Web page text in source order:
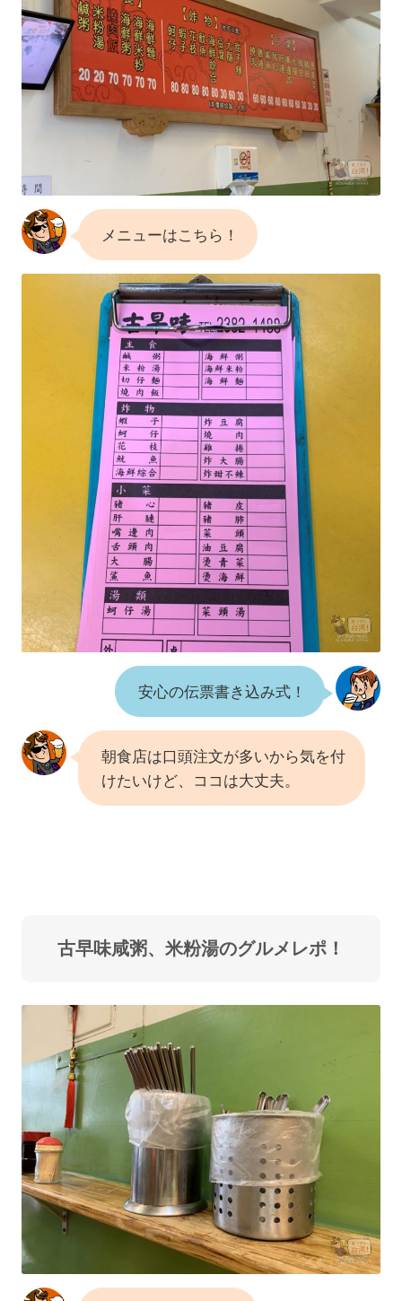
メニューはこちら！
安心の伝票書き込み式！
朝食店は口頭注文が多いから気を付
けたいけど、ココは大丈夫。
古早味咸粥、米粉湯のグルメレポ！